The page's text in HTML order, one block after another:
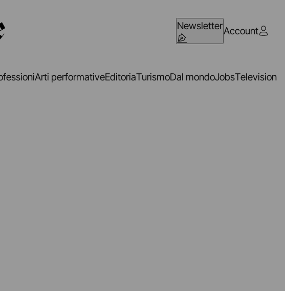
NewsletterAccount
Arti performativeEditoriaTurismoDal mondoJobsTelevision